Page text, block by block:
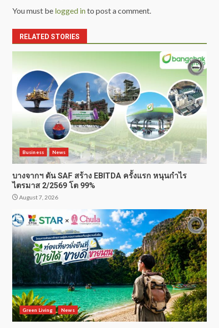
You must be logged into post a comment.
RELATED STORIES
Business News
บางจากฯ ดัน SAF สร้าง EBITDA ครั้งแรก หนุนกำไร
ไตรมาส 2/2569 โต 99%
August 7, 2026
Green Living News